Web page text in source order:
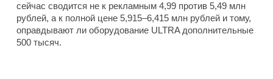
сейчас сводится не к рекламным 4,99 против 5,49 млн
рублей, а к полной цене 5,915–6,415 млн рублей и тому,
оправдывают ли оборудование ULTRA дополнительные
500 тысяч.